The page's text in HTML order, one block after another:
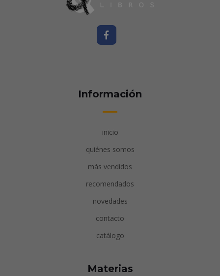
Información
inicio
quiénes somos
más vendidos
recomendados
novedades
contacto
catálogo
Materias